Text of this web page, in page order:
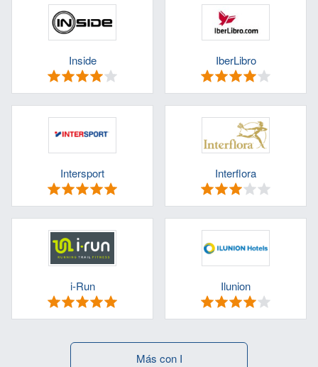
Inside IberLibro
Intersport Interflora
i-Run Ilunion
Más con I